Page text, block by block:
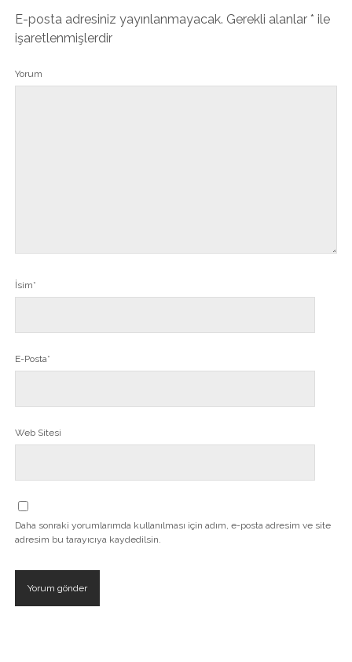
E-posta adresiniz yayınlanmayacak. Gerekli alanlar * ile
işaretlenmişlerdir
Yorum
İsim*
E-Posta*
Web Sitesi
Daha sonraki yorumlarımda kullanılması için adım, e-posta adresim ve site
adresim bu tarayıcıya kaydedilsin.